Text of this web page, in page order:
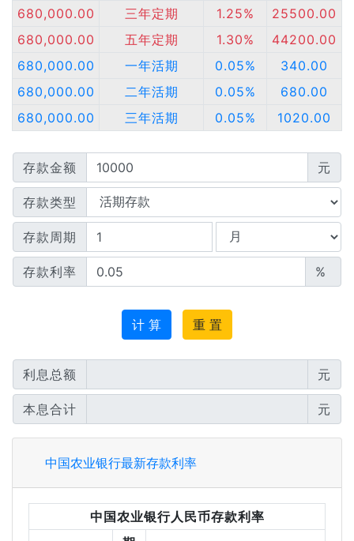
680,000.00
三年定期 1.25%
25500.00
680,000.00
五年定期 1.30%
44200.00
680,000.00
一年活期 0.05%
340.00
680,000.00
二年活期 0.05%
680.00
680,000.00
三年活期 0.05% 1020.00
存款金额 元
存款类型
存款周期
存款利率 %
计 算 重 置
利息总额 元
本息合计 元
中国农业银行最新存款利率
中国农业银行人民币存款利率